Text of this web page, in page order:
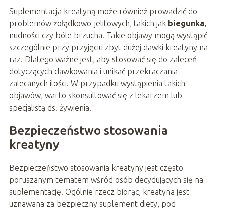
Suplementacja kreatyną może również prowadzić do
problemów żołądkowo-jelitowych, takich jak biegunka,
nudności czy bóle brzucha. Takie objawy mogą wystąpić
szczególnie przy przyjęciu zbyt dużej dawki kreatyny na
raz. Dlatego ważne jest, aby stosować się do zaleceń
dotyczących dawkowania i unikać przekraczania
zalecanych ilości. W przypadku wystąpienia takich
objawów, warto skonsultować się z lekarzem lub
specjalistą ds. żywienia.
Bezpieczeństwo stosowania
kreatyny
Bezpieczeństwo stosowania kreatyny jest często
poruszanym tematem wśród osób decydujących się na
suplementację. Ogólnie rzecz biorąc, kreatyna jest
uznawana za bezpieczny suplement diety, pod